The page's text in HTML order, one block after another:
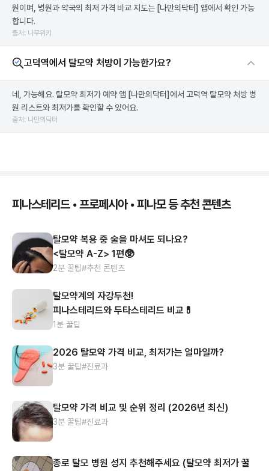
원이며, 병원과 약국의 최저 가격 비교 지도는 [나만의닥터] 앱에서 확인 가능
합니다.
출처: 나무위키
고덕역에서 탈모약 처방이 가능한가요?
네, 가능해요. 탈모약 최저가 예약 앱 [나만의닥터] 에서 고덕역 탈모약 처방 병
원 리스트와 최저가를 확인할 수 있어요.
출처: 나만의닥터
피나스테리드 • 프로페시아 • 피나모 등 추천 콘텐츠
탈모약 복용 중 술을 마셔도 되나요?
<탈모약 A-Z> 1편🥸
2분 꿀팁#추천 콘텐츠
탈모약계의 자강두천!
피나스테리드와 두타스테리드 비교💊
1분 꿀팁
2026 탈모약 가격 비교, 최저가는 얼마일까?
3분 꿀팁#진료과
탈모약 가격 비교 및 순위 정리 (2026년 최신)
3분 꿀팁#진료과
종로 탈모 병원 성지 추천해주세요 (탈모약 최저가 꿀